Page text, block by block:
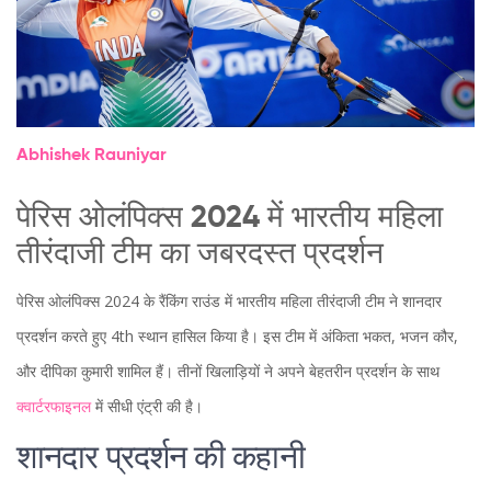
Abhishek Rauniyar
पेरिस ओलंपिक्स 2024 में भारतीय महिला
तीरंदाजी टीम का जबरदस्त प्रदर्शन
पेरिस ओलंपिक्स 2024 के रैंकिंग राउंड में भारतीय महिला तीरंदाजी टीम ने शानदार
प्रदर्शन करते हुए 4th स्थान हासिल किया है। इस टीम में अंकिता भकत, भजन कौर,
और दीपिका कुमारी शामिल हैं। तीनों खिलाड़ियों ने अपने बेहतरीन प्रदर्शन के साथ
क्वार्टरफाइनलमें सीधी एंट्री की है।
शानदार प्रदर्शन की कहानी